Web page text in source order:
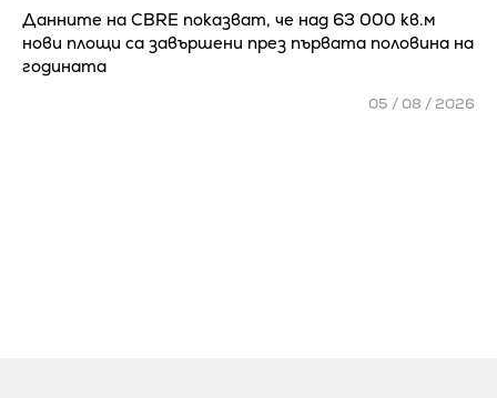
Данните на CBRE показват, че над 63 000 кв.м
нови площи са завършени през първата половина на
годината
05 / 08 / 2026